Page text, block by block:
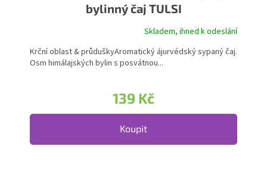
bylinný čaj TULSI
Skladem, ihned k odeslání
139 Kč
Koupit
Krční oblast & průduškyAromatický ájurvédský sypaný čaj.
Osm himálajských bylin s posvátnou...